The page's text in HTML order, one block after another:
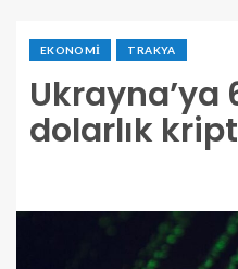
EKONOMI TRAKYA
Ukrayna’ya
dolarlık